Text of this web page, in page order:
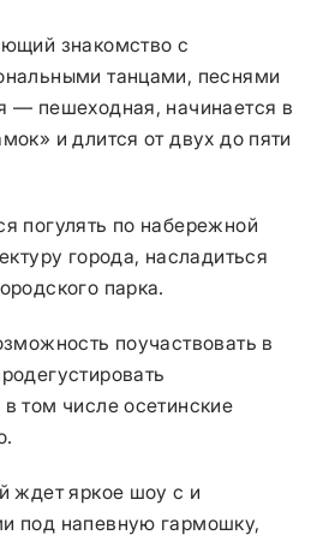
знакомство с
танцами, песнями
— пешеходная, начинается в
и длится от двух до пяти
погулять по набережной
города, насладиться
парка.
поучаствовать в
том числе осетинские
ждет яркое шоу с и
под напевную гармошку,